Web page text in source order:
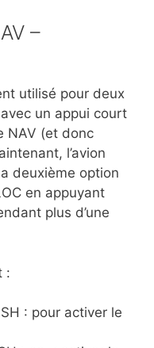
–
utilisé pour deux
un appui court
NAV (et donc
l’avion
deuxième option
en appuyant
plus d’une
:
: pour activer le